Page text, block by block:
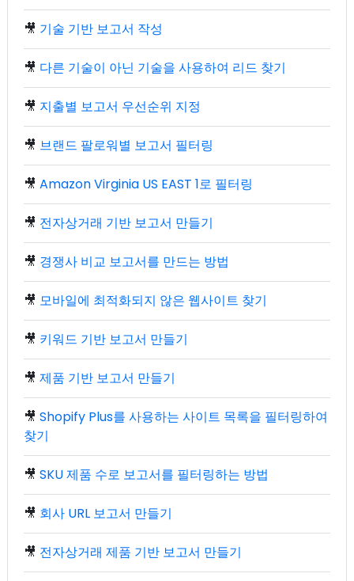
🎥 기술 기반 보고서 작성
🎥 다른 기술이 아닌 기술을 사용하여 리드 찾기
🎥 지출별 보고서 우선순위 지정
🎥 브랜드 팔로워별 보고서 필터링
🎥 Amazon Virginia US EAST 1로 필터링
🎥 전자상거래 기반 보고서 만들기
🎥 경쟁사 비교 보고서를 만드는 방법
🎥 모바일에 최적화되지 않은 웹사이트 찾기
🎥 키워드 기반 보고서 만들기
🎥 제품 기반 보고서 만들기
🎥 Shopify Plus를 사용하는 사이트 목록을 필터링하여
찾기
🎥 SKU 제품 수로 보고서를 필터링하는 방법
🎥 회사 URL 보고서 만들기
🎥 전자상거래 제품 기반 보고서 만들기